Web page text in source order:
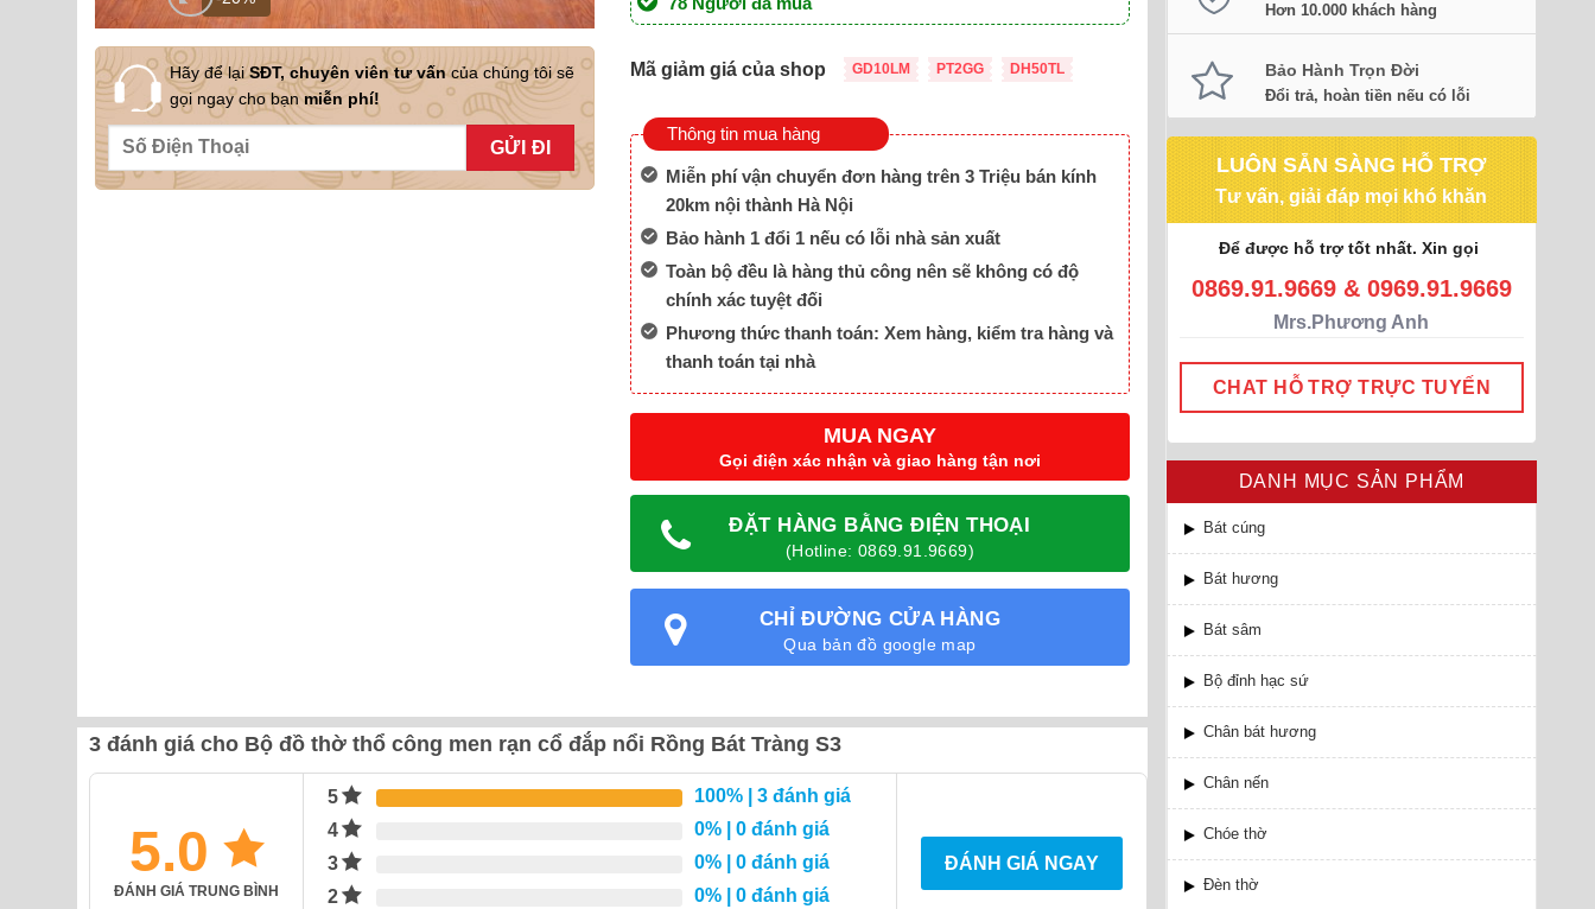
Hơn 10.000 khách hàng
Bảo Hành Trọn Đời
Đổi trả, hoàn tiền nếu có lỗi
LUÔN SẴN SÀNG HỖ TRỢ
Tư vấn, giải đáp mọi khó khăn
Để được hỗ trợ tốt nhất. Xin gọi
0869.91.9669 & 0969.91.9669
Mrs.Phương Anh
CHAT HỖ TRỢ TRỰC TUYẾN
DANH MỤC SẢN PHẨM
Bát cúng
Bát hương
Bát sâm
Bộ đỉnh hạc sứ
Chân bát hương
Chân nến
Chóe thờ
Đèn thờ
Hãy để lạiSĐT, chuyên viên tư vấncủa chúng tôi sẽ
gọi ngay cho bạnmiễn phí!
6,500,000 ₫.là:
Mã giảm giá của shop GD10LM PT2GG DH50TL
Thông tin mua hàng
Miễn phí vận chuyển đơn hàng trên 3 Triệu bán kính
20km nội thành Hà Nội
Bảo hành 1 đổi 1 nếu có lỗi nhà sản xuất
Toàn bộ đều là hàng thủ công nên sẽ không có độ
chính xác tuyệt đối
Phương thức thanh toán: Xem hàng, kiểm tra hàng và
thanh toán tại nhà
MUA NGAY
Gọi điện xác nhận và giao hàng tận nơi
ĐẶT HÀNG BẰNG ĐIỆN THOẠI
(Hotline: 0869.91.9669)
CHỈ ĐƯỜNG CỬA HÀNG
Qua bản đồ google map
3 đánh giá cho Bộ đồ thờ thổ công men rạn cổ đắp nổi Rồng Bát Tràng S3
5.0
ĐÁNH GIÁ TRUNG BÌNH
5 100% | 3 đánh giá
4
0% | 0 đánh giá
3
0% | 0 đánh giá
2
0% | 0 đánh giá
ĐÁNH GIÁ NGAY